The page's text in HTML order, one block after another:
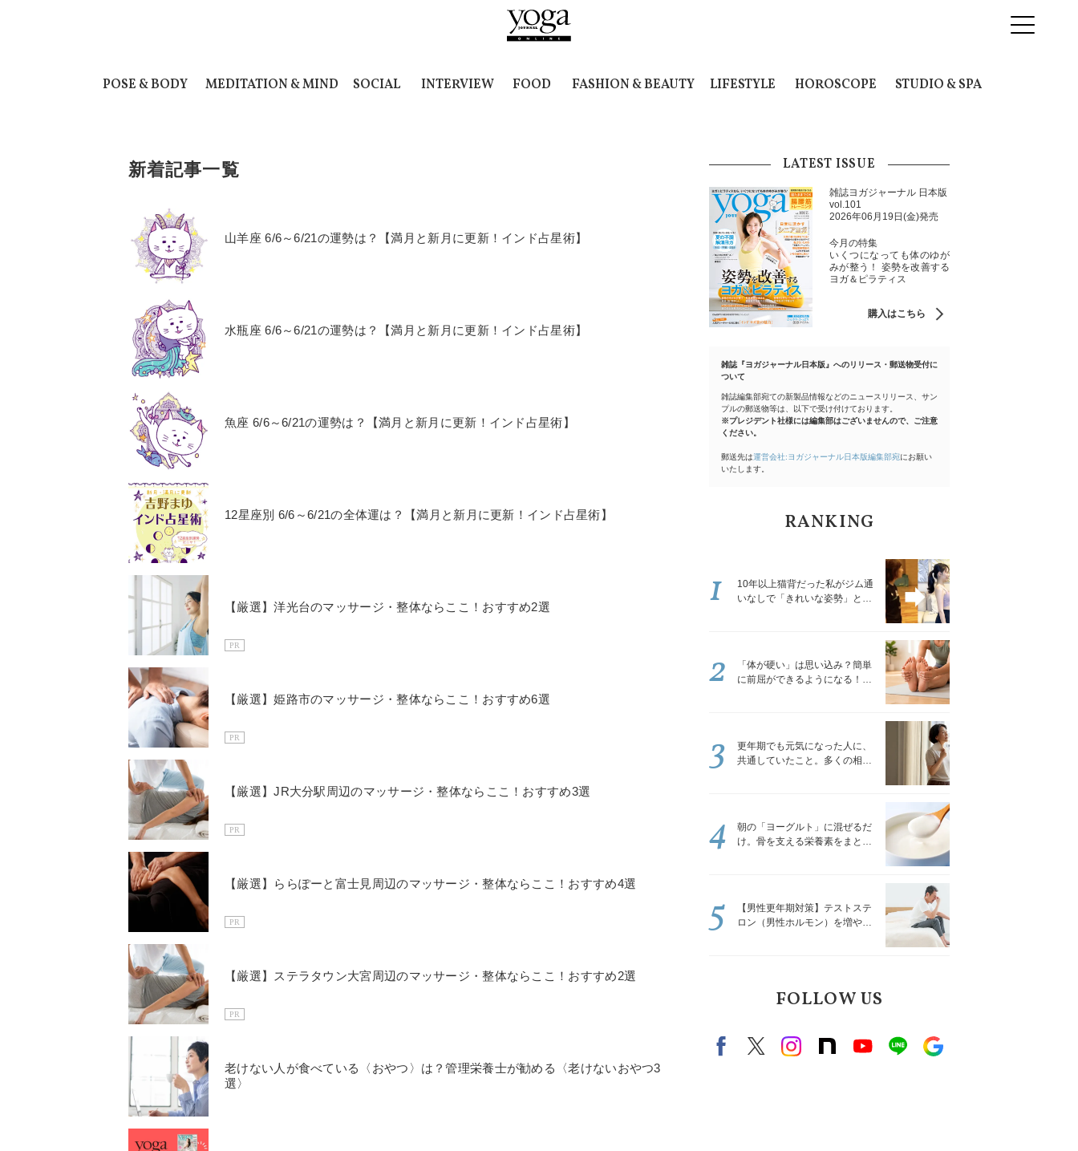
POSE & BODY MEDITATION & MIND SOCIAL INTERVIEW FOOD FASHION & BEAUTY LIFESTYLE HOROSCOPE STUDIO & SPA
新着記事一覧
山羊座 6/6～6/21の運勢は？【満月と新月に更新！インド占星術】
水瓶座 6/6～6/21の運勢は？【満月と新月に更新！インド占星術】
魚座 6/6～6/21の運勢は？【満月と新月に更新！インド占星術】
12星座別 6/6～6/21の全体運は？【満月と新月に更新！インド占星術】
【厳選】洋光台のマッサージ・整体ならここ！おすすめ2選
PR
【厳選】姫路市のマッサージ・整体ならここ！おすすめ6選
PR
【厳選】JR大分駅周辺のマッサージ・整体ならここ！おすすめ3選
PR
【厳選】ららぽーと富士見周辺のマッサージ・整体ならここ！おすすめ4選
PR
【厳選】ステラタウン大宮周辺のマッサージ・整体ならここ！おすすめ2選
PR
老けない人が食べている〈おやつ〉は？管理栄養士が勧める〈老けないおやつ3
選〉
LATEST ISSUE
雑誌ヨガジャーナル 日本版
vol.101
2026年06月19日(金)発売
今月の特集
いくつになっても体のゆが
みが整う！ 姿勢を改善する
ヨガ＆ピラティス
購入はこちら
雑誌『ヨガジャーナル日本版』へのリリース・郵送物受付に
ついて
雑誌編集部宛ての新製品情報などのニュースリリース、サン
プルの郵送物等は、以下で受け付けております。
※プレジデント社様には編集部はございませんので、ご注意
ください。
郵送先は運営会社:ヨガジャーナル日本版編集部宛にお願い
いたします。
RANKING
10年以上猫背だった私がジム通
いなしで「きれいな姿勢」と褒
1
「体が硬い」は思い込み？簡単
に前屈ができるようになる！腿
2
更年期でも元気になった人に、
共通していたこと。多くの相談
3
朝の「ヨーグルト」に混ぜるだ
け。骨を支える栄養素をまとめ
4
【男性更年期対策】テストステ
ロン（男性ホルモン）を増やす
5
FOLLOW US
FacebookX（旧twitter）
instagram
note Youtubeline